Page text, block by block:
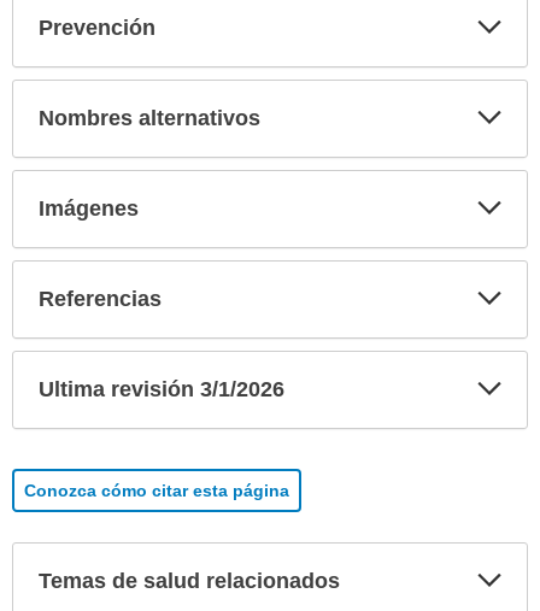
Prevención
Nombres alternativos
Imágenes
Referencias
Ultima revisión 3/1/2026
Conozca cómo citar esta página
Temas de salud relacionados